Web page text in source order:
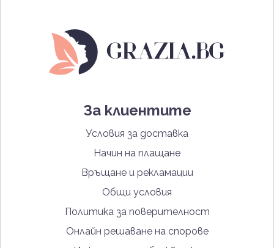
За клиентите
Условия за доставка
Начин на плащане
Връщане и рекламации
Общи условия
Политика за поверителност
Онлайн решаване на спорове